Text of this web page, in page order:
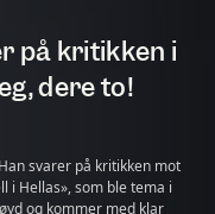
på kritikken i
dere to!
svarer på kritikken mot
i Hellas», som ble tema i
og kommer med klar